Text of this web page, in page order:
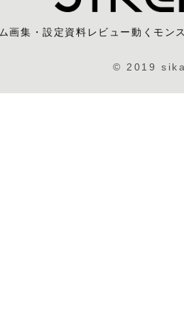
画集・設定資料レビュー動くモン
© 2019